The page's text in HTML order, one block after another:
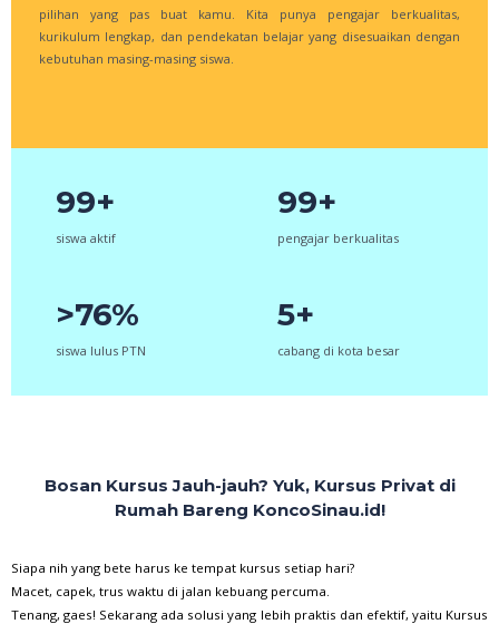
pilihan yang pas buat kamu. Kita punya pengajar berkualitas,
kurikulum lengkap, dan pendekatan belajar yang disesuaikan dengan
kebutuhan masing-masing siswa.
99+
siswa aktif
>76%
siswa lulus PTN
99+
pengajar berkualitas
5+
cabang di kota besar
Bosan Kursus Jauh-jauh? Yuk, Kursus Privat di
Rumah Bareng KoncoSinau.id!
Siapa nih yang bete harus ke tempat kursus setiap hari?
Macet, capek, trus waktu di jalan kebuang percuma.
Tenang, gaes! Sekarang ada solusi yang lebih praktis dan efektif, yaitu Kursus